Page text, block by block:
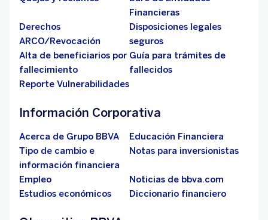
Financieras
Derechos
ARCO/Revocación
Disposiciones legales
seguros
Alta de beneficiarios por
fallecimiento
Guía para trámites de
fallecidos
Reporte Vulnerabilidades
Información Corporativa
Acerca de Grupo BBVA
Educación Financiera
Tipo de cambio e
información financiera
Notas para inversionistas
Empleo
Noticias de bbva.com
Estudios económicos
Diccionario financiero